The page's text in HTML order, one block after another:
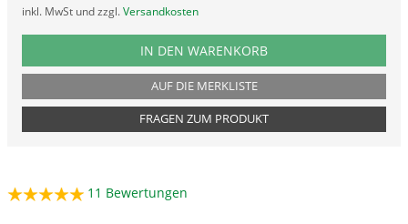
inkl. MwSt und zzgl. Versandkosten
PRODUKTNUMMER A13
IN DEN WARENKORB
AUF DIE MERKLISTE
FRAGEN ZUM PRODUKT
11 Bewertungen